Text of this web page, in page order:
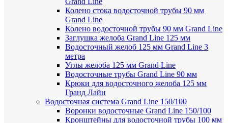
Колено стока водосточной трубы 90 мм
Grand Line
Колено водосточной трубы 90 мм Grand Line
Заглушка желоба Grand Line 125 мм
Водосточный желоб 125 мм Grand Line 3
метра
Углы желоба 125 мм Grand Line
Водосточные трубы Grand Line 90 мм
Крюки для водосточного желоба 125 мм
Гранд Лайн
Водосточная система Grand Line 150/100
Воронки водосточные Grand Line 150/100
Кронштейны для водосточной трубы 100 мм